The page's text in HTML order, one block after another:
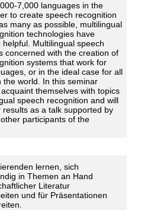
7,000 languages in the
to create speech recognition
many as possible, multilingual
technologies have
helpful. Multilingual speech
concerned with the creation of
systems that work for
or in the ideal case for all
the world. In this seminar
themselves with topics
speech recognition and will
results as a talk supported by
participants of the
lernen, sich
in Themen an Hand
Literatur
und für Präsentationen